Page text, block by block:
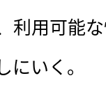
利用可能
いく。